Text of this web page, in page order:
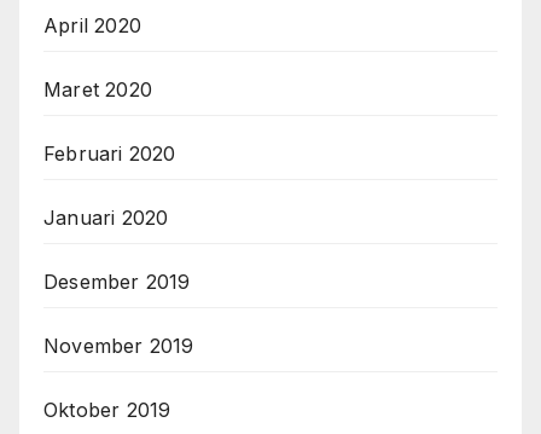
April 2020
Maret 2020
Februari 2020
Januari 2020
Desember 2019
November 2019
Oktober 2019